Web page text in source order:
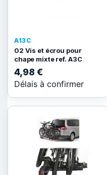
A13C
02 Vis et écrou pour
chape mixte ref. A3C
4,98 €
Délais à confirmer